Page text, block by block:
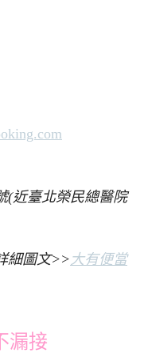
(近臺北榮民總醫院
細圖文>>大有便當
漏接